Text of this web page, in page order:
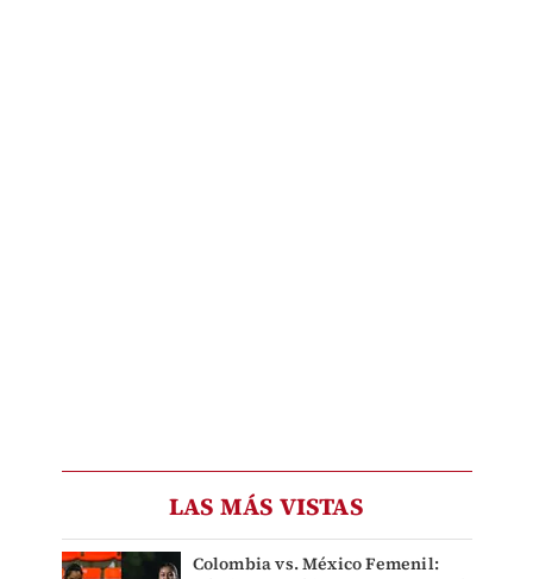
LAS MÁS VISTAS
Colombia vs. México Femenil: